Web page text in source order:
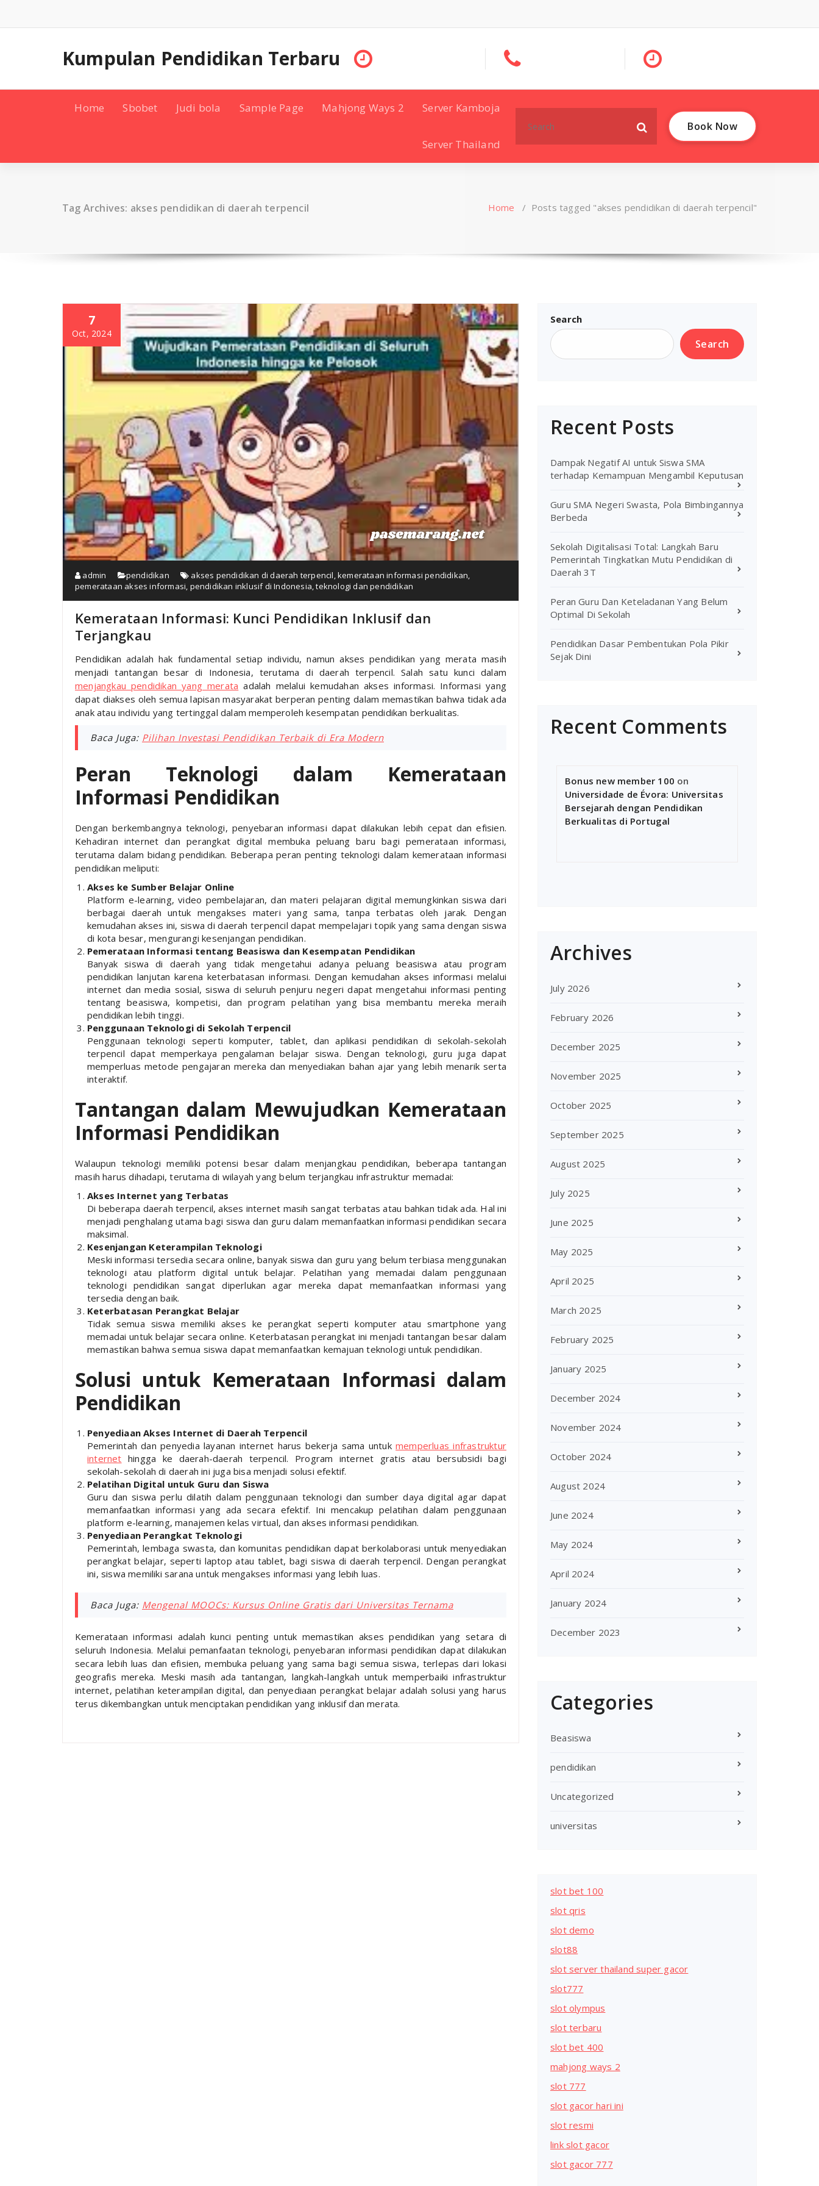
content
Kumpulan Pendidikan Terbaru
Home Sbobet Judi bola Sample Page Mahjong Ways 2 Server Kamboja
Server Thailand
for:
Book Now
Tag Archives: akses pendidikan di daerah terpencil Home / Posts tagged "akses pendidikan di daerah terpencil"
7
Oct, 2024
admin pendidikan akses pendidikan di daerah terpencil,kemerataan informasi pendidikan,
pemerataan akses informasi, pendidikan inklusif di Indonesia,teknologi dan pendidikan
Kemerataan Informasi: Kunci Pendidikan Inklusif dan
Terjangkau
Pendidikan adalah hak fundamental setiap individu, namun akses pendidikan yang merata masih
menjadi tantangan besar di Indonesia, terutama di daerah terpencil. Salah satu kunci dalam
menjangkau pendidikan yang merata adalah melalui kemudahan akses informasi. Informasi yang
dapat diakses oleh semua lapisan masyarakat berperan penting dalam memastikan bahwa tidak ada
anak atau individu yang tertinggal dalam memperoleh kesempatan pendidikan berkualitas.
Baca Juga: Pilihan Investasi Pendidikan Terbaik di Era Modern
Peran Teknologi dalam Kemerataan
Informasi Pendidikan
Dengan berkembangnya teknologi, penyebaran informasi dapat dilakukan lebih cepat dan efisien.
Kehadiran internet dan perangkat digital membuka peluang baru bagi pemerataan informasi,
terutama dalam bidang pendidikan. Beberapa peran penting teknologi dalam kemerataan informasi
pendidikan meliputi:
Akses ke Sumber Belajar Online
Platform e-learning, video pembelajaran, dan materi pelajaran digital memungkinkan siswa dari
berbagai daerah untuk mengakses materi yang sama, tanpa terbatas oleh jarak. Dengan
kemudahan akses ini, siswa di daerah terpencil dapat mempelajari topik yang sama dengan siswa
di kota besar, mengurangi kesenjangan pendidikan.
Pemerataan Informasi tentang Beasiswa dan Kesempatan Pendidikan
Banyak siswa di daerah yang tidak mengetahui adanya peluang beasiswa atau program
pendidikan lanjutan karena keterbatasan informasi. Dengan kemudahan akses informasi melalui
internet dan media sosial, siswa di seluruh penjuru negeri dapat mengetahui informasi penting
tentang beasiswa, kompetisi, dan program pelatihan yang bisa membantu mereka meraih
pendidikan lebih tinggi.
Penggunaan Teknologi di Sekolah Terpencil
Penggunaan teknologi seperti komputer, tablet, dan aplikasi pendidikan di sekolah-sekolah
terpencil dapat memperkaya pengalaman belajar siswa. Dengan teknologi, guru juga dapat
memperluas metode pengajaran mereka dan menyediakan bahan ajar yang lebih menarik serta
interaktif.
Tantangan dalam Mewujudkan Kemerataan
Informasi Pendidikan
Walaupun teknologi memiliki potensi besar dalam menjangkau pendidikan, beberapa tantangan
masih harus dihadapi, terutama di wilayah yang belum terjangkau infrastruktur memadai:
Akses Internet yang Terbatas
Di beberapa daerah terpencil, akses internet masih sangat terbatas atau bahkan tidak ada. Hal ini
menjadi penghalang utama bagi siswa dan guru dalam memanfaatkan informasi pendidikan secara
maksimal.
Kesenjangan Keterampilan Teknologi
Meski informasi tersedia secara online, banyak siswa dan guru yang belum terbiasa menggunakan
teknologi atau platform digital untuk belajar. Pelatihan yang memadai dalam penggunaan
teknologi pendidikan sangat diperlukan agar mereka dapat memanfaatkan informasi yang
tersedia dengan baik.
Keterbatasan Perangkat Belajar
Tidak semua siswa memiliki akses ke perangkat seperti komputer atau smartphone yang
memadai untuk belajar secara online. Keterbatasan perangkat ini menjadi tantangan besar dalam
memastikan bahwa semua siswa dapat memanfaatkan kemajuan teknologi untuk pendidikan.
Solusi untuk Kemerataan Informasi dalam
Pendidikan
Penyediaan Akses Internet di Daerah Terpencil
Pemerintah dan penyedia layanan internet harus bekerja sama untukmemperluas infrastruktur
internet hingga ke daerah-daerah terpencil. Program internet gratis atau bersubsidi bagi
sekolah-sekolah di daerah ini juga bisa menjadi solusi efektif.
Pelatihan Digital untuk Guru dan Siswa
Guru dan siswa perlu dilatih dalam penggunaan teknologi dan sumber daya digital agar dapat
memanfaatkan informasi yang ada secara efektif. Ini mencakup pelatihan dalam penggunaan
platform e-learning, manajemen kelas virtual, dan akses informasi pendidikan.
Penyediaan Perangkat Teknologi
Pemerintah, lembaga swasta, dan komunitas pendidikan dapat berkolaborasi untuk menyediakan
perangkat belajar, seperti laptop atau tablet, bagi siswa di daerah terpencil. Dengan perangkat
ini, siswa memiliki sarana untuk mengakses informasi yang lebih luas.
Baca Juga: Mengenal MOOCs: Kursus Online Gratis dari Universitas Ternama
Kemerataan informasi adalah kunci penting untuk memastikan akses pendidikan yang setara di
seluruh Indonesia. Melalui pemanfaatan teknologi, penyebaran informasi pendidikan dapat dilakukan
secara lebih luas dan efisien, membuka peluang yang sama bagi semua siswa, terlepas dari lokasi
geografis mereka. Meski masih ada tantangan, langkah-langkah untuk memperbaiki infrastruktur
internet, pelatihan keterampilan digital, dan penyediaan perangkat belajar adalah solusi yang harus
terus dikembangkan untuk menciptakan pendidikan yang inklusif dan merata.
Search
Search
Recent Posts
Dampak Negatif AI untuk Siswa SMA
terhadap Kemampuan Mengambil Keputusan
Guru SMA Negeri Swasta, Pola Bimbingannya
Berbeda
Sekolah Digitalisasi Total: Langkah Baru
Pemerintah Tingkatkan Mutu Pendidikan di
Daerah 3T
Peran Guru Dan Keteladanan Yang Belum
Optimal Di Sekolah
Pendidikan Dasar Pembentukan Pola Pikir
Sejak Dini
Recent Comments
Bonus new member 100 on
Universidade de Évora: Universitas
Bersejarah dengan Pendidikan
Berkualitas di Portugal
Archives
July 2026
February 2026
December 2025
November 2025
October 2025
September 2025
August 2025
July 2025
June 2025
May 2025
April 2025
March 2025
February 2025
January 2025
December 2024
November 2024
October 2024
August 2024
June 2024
May 2024
April 2024
January 2024
December 2023
Categories
Beasiswa
pendidikan
Uncategorized
universitas
slot bet 100
slot qris
slot demo
slot88
slot server thailand super gacor
slot777
slot olympus
slot terbaru
slot bet 400
mahjong ways 2
slot 777
slot gacor hari ini
slot resmi
link slot gacor
slot gacor 777